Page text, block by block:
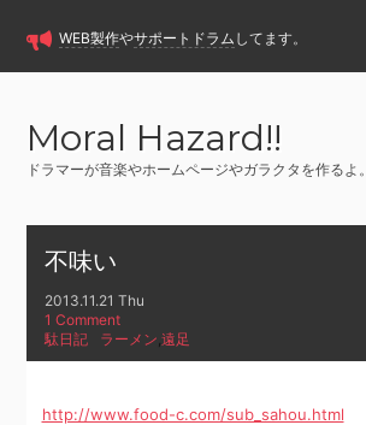
WEB製作やサポートドラム してます。
Moral Hazard!!
ドラマーが音楽やホームページやガラクタを作るよ。
不味い
2013.11.21 Thu
1 Comment
駄日記
ラーメン,遠足
http://www.food-c.com/sub_sahou.html